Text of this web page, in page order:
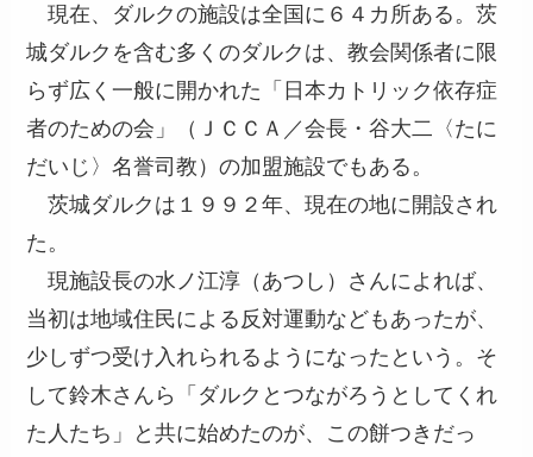
現在、ダルクの施設は全国に６４カ所ある。茨
城ダルクを含む多くのダルクは、教会関係者に限
らず広く一般に開かれた「日本カトリック依存症
者のための会」（ＪＣＣＡ／会長・谷大二〈たに
だいじ〉名誉司教）の加盟施設でもある。
茨城ダルクは１９９２年、現在の地に開設され
た。
現施設長の水ノ江淳（あつし）さんによれば、
当初は地域住民による反対運動などもあったが、
少しずつ受け入れられるようになったという。そ
して鈴木さんら「ダルクとつながろうとしてくれ
た人たち」と共に始めたのが、この餅つきだっ